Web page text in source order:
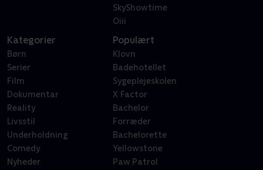
SkyShowtime
Oiii
Kategorier
Børn
Serier
Film
Dokumentar
Reality
Livsstil
Underholdning
Comedy
Nyheder
Populært
Klovn
Badehotellet
Sygeplejeskolen
X Factor
Bachelor
Forræder
Bachelorette
Yellowstone
Paw Patrol